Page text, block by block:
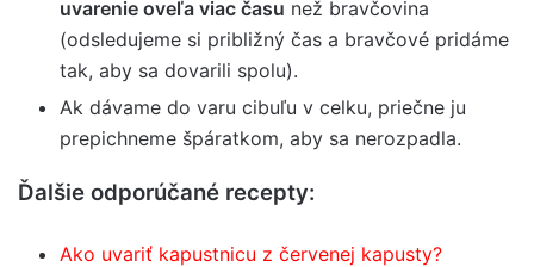
uvarenie oveľa viac času než bravčovina
(odsledujeme si približný čas a bravčové pridáme
tak, aby sa dovarili spolu).
Ak dávame do varu cibuľu v celku, priečne ju
prepichneme špáratkom, aby sa nerozpadla.
Ďalšie odporúčané recepty:
Ako uvariť kapustnicu z červenej kapusty?